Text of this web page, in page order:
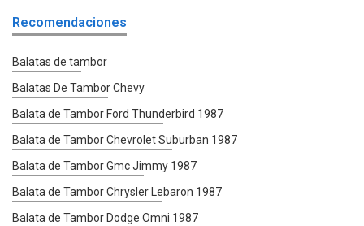
Recomendaciones
Balatas de tambor
Balatas De Tambor Chevy
Balata de Tambor Ford Thunderbird 1987
Balata de Tambor Chevrolet Suburban 1987
Balata de Tambor Gmc Jimmy 1987
Balata de Tambor Chrysler Lebaron 1987
Balata de Tambor Dodge Omni 1987